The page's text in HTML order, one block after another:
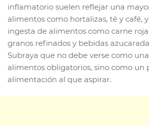
inflamatorio suelen reflejar una
alimentos como hortalizas, té y café,
ingesta de alimentos como carne
granos refinados y bebidas
Subraya que no debe verse como
alimentos obligatorios, sino como un
alimentación al que aspirar.